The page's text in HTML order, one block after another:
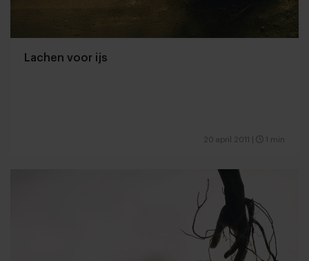
Lachen voor ijs
20 april 2011 1 min